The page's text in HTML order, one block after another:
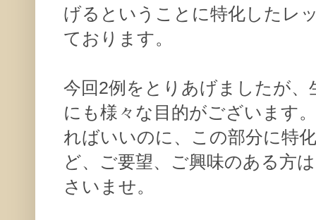
げるということに特化したレ
ております。
今回2例をとりあげましたが
にも様々な目的がございます
ればいいのに、この部分に特
ど、ご要望、ご興味のある方
さいませ。